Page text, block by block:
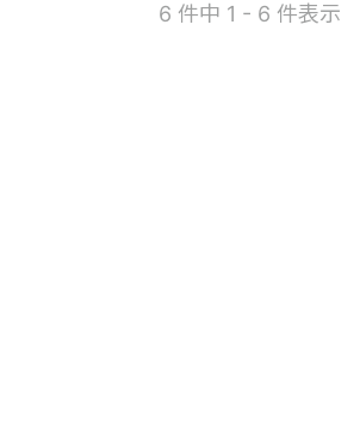
6 件中 1 - 6 件表示